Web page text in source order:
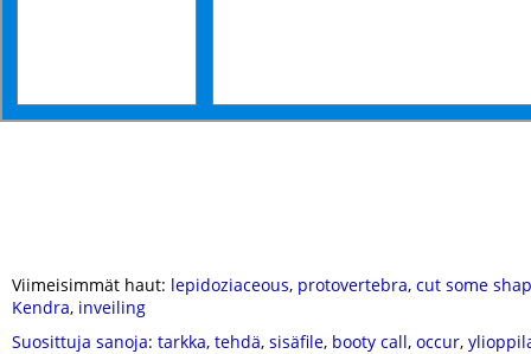
Viimeisimmät haut: lepidoziaceous, protovertebra, cut some
Kendra, inveiling
Suosittuja sanoja: tarkka, tehdä, sisäfile, booty call, occur,